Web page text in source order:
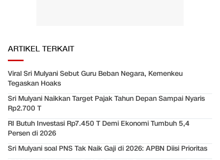
ARTIKEL TERKAIT
Viral Sri Mulyani Sebut Guru Beban Negara, Kemenkeu
Tegaskan Hoaks
Sri Mulyani Naikkan Target Pajak Tahun Depan Sampai Nyaris
Rp2.700 T
RI Butuh Investasi Rp7.450 T Demi Ekonomi Tumbuh 5,4
Persen di 2026
Sri Mulyani soal PNS Tak Naik Gaji di 2026: APBN Diisi Prioritas